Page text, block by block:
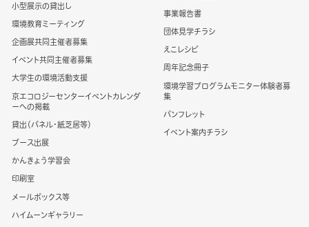
小型展示の貸出し
環境教育ミーティング
企画展共同主催者募集
イベント共同主催者募集
大学生の環境活動支援
京エコロジーセンターイベントカレンダ
ーへの掲載
貸出（パネル・紙芝居等）
ブース出展
かんきょう学習会
印刷室
メールボックス等
ハイムーンギャラリー
事業報告書
団体見学チラシ
えこレシピ
周年記念冊子
環境学習プログラムモニター体験者募
集
パンフレット
イベント案内チラシ